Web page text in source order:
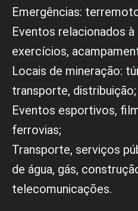
Emergências:
Eventos relacionados à
exercícios,
Locais de mineração:
transporte, distribuição;
Eventos esportivos,
ferrovias;
Transporte, serviços
de água, gás,
telecomunicações.